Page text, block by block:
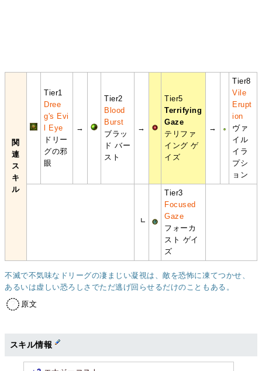
関
連
ス
キ
ル
Tier1
Dree
g's Evi
l Eye
ドリー
グの邪
眼
→
Tier2
Blood
Burst
ブラッ
ド バー
スト
→
Tier5
Terrifying
Gaze
テリファ
イング ゲ
イズ
→
Tier8
Vile
Erupt
ion
ヴァ
イル
イラ
プシ
ョン
┗
Tier3
Focused
Gaze
フォーカ
スト ゲイ
ズ
不滅で不気味なドリーグの凄まじい凝視は、敵を恐怖に凍てつかせ、
あるいは虚しい恐ろしさでただ逃げ回らせるだけのこともある。
原文
スキル情報